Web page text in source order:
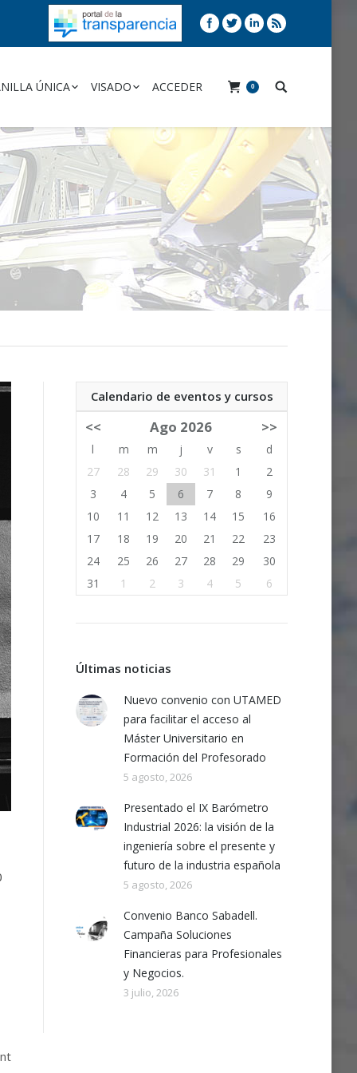
ÚNICA VISADO ACCEDER 0
Calendario de eventos y cursos
<< Ago 2026 >>
l m m j v s
d
27
28 29 30 31 1
2
3
4 5 6 7 8
9
10
11 12 13 14 15
16
17
18 19 20 21 22
23
24
25 26 27 28 29
30
31
1 2 3 4 5 6
Últimas noticias
Nuevo convenio con UTAMED
para facilitar el acceso al
Máster Universitario en
Formación del Profesorado
5 agosto, 2026
Presentado el IX Barómetro
Industrial 2026: la visión de la
ingeniería sobre el presente y
futuro de la industria española
5 agosto, 2026
Convenio Banco Sabadell.
Campaña Soluciones
Financieras para Profesionales
y Negocios.
3 julio, 2026